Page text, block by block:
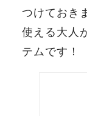
つけておき
使える大人
テムです！